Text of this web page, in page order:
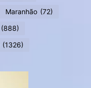
Maranhão (72)
(888)
(1326)